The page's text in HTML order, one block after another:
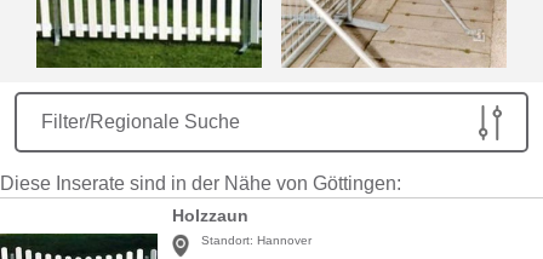
Filter/Regionale Suche
Diese Inserate sind in der Nähe von Göttingen:
Holzzaun
Standort: Hannover